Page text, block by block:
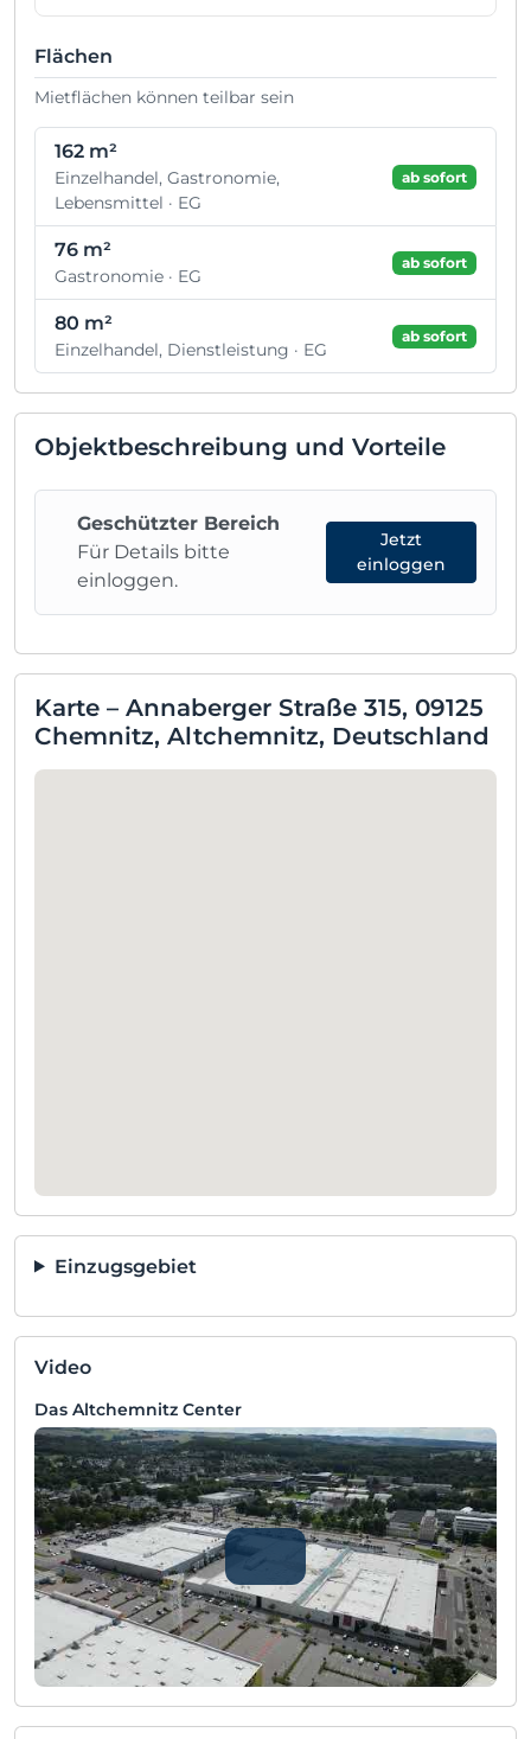
Flächen
Mietflächen können teilbar sein
162 m²
Einzelhandel, Gastronomie,
Lebensmittel · EG
ab sofort
76 m²
Gastronomie · EG
ab sofort
80 m²
Einzelhandel, Dienstleistung · EG
ab sofort
Objektbeschreibung und Vorteile
Geschützter Bereich
Für Details bitte
einloggen.
Jetzt
einloggen
Karte – Annaberger Straße 315, 09125
Chemnitz, Altchemnitz, Deutschland
Einzugsgebiet
Video
Das Altchemnitz Center